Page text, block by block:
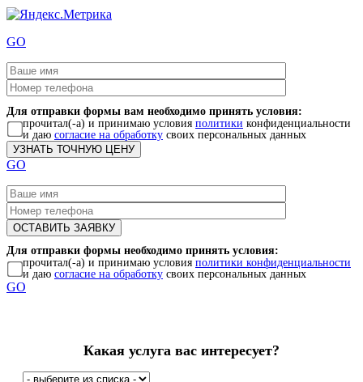
GO
Для отправки формы вам необходимо принять условия:
прочитал(-а) и принимаю условия политики конфиденциальности
и даю согласие на обработку своих персональных данных
GO
Для отправки формы необходимо принять условия:
прочитал(-а) и принимаю условия политики конфиденциальности
и даю согласие на обработку своих персональных данных
GO
Какая услуга вас интересует?